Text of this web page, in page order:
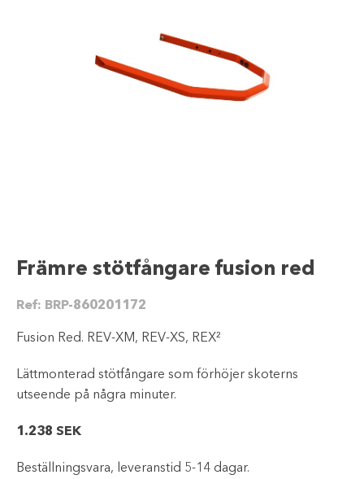
Främre stötfångare fusion red
Ref: BRP-860201172
Fusion Red. REV-XM, REV-XS, REX²
Lättmonterad stötfångare som förhöjer skoterns
utseende på några minuter.
1.238 SEK
Beställningsvara, leveranstid 5-14 dagar.